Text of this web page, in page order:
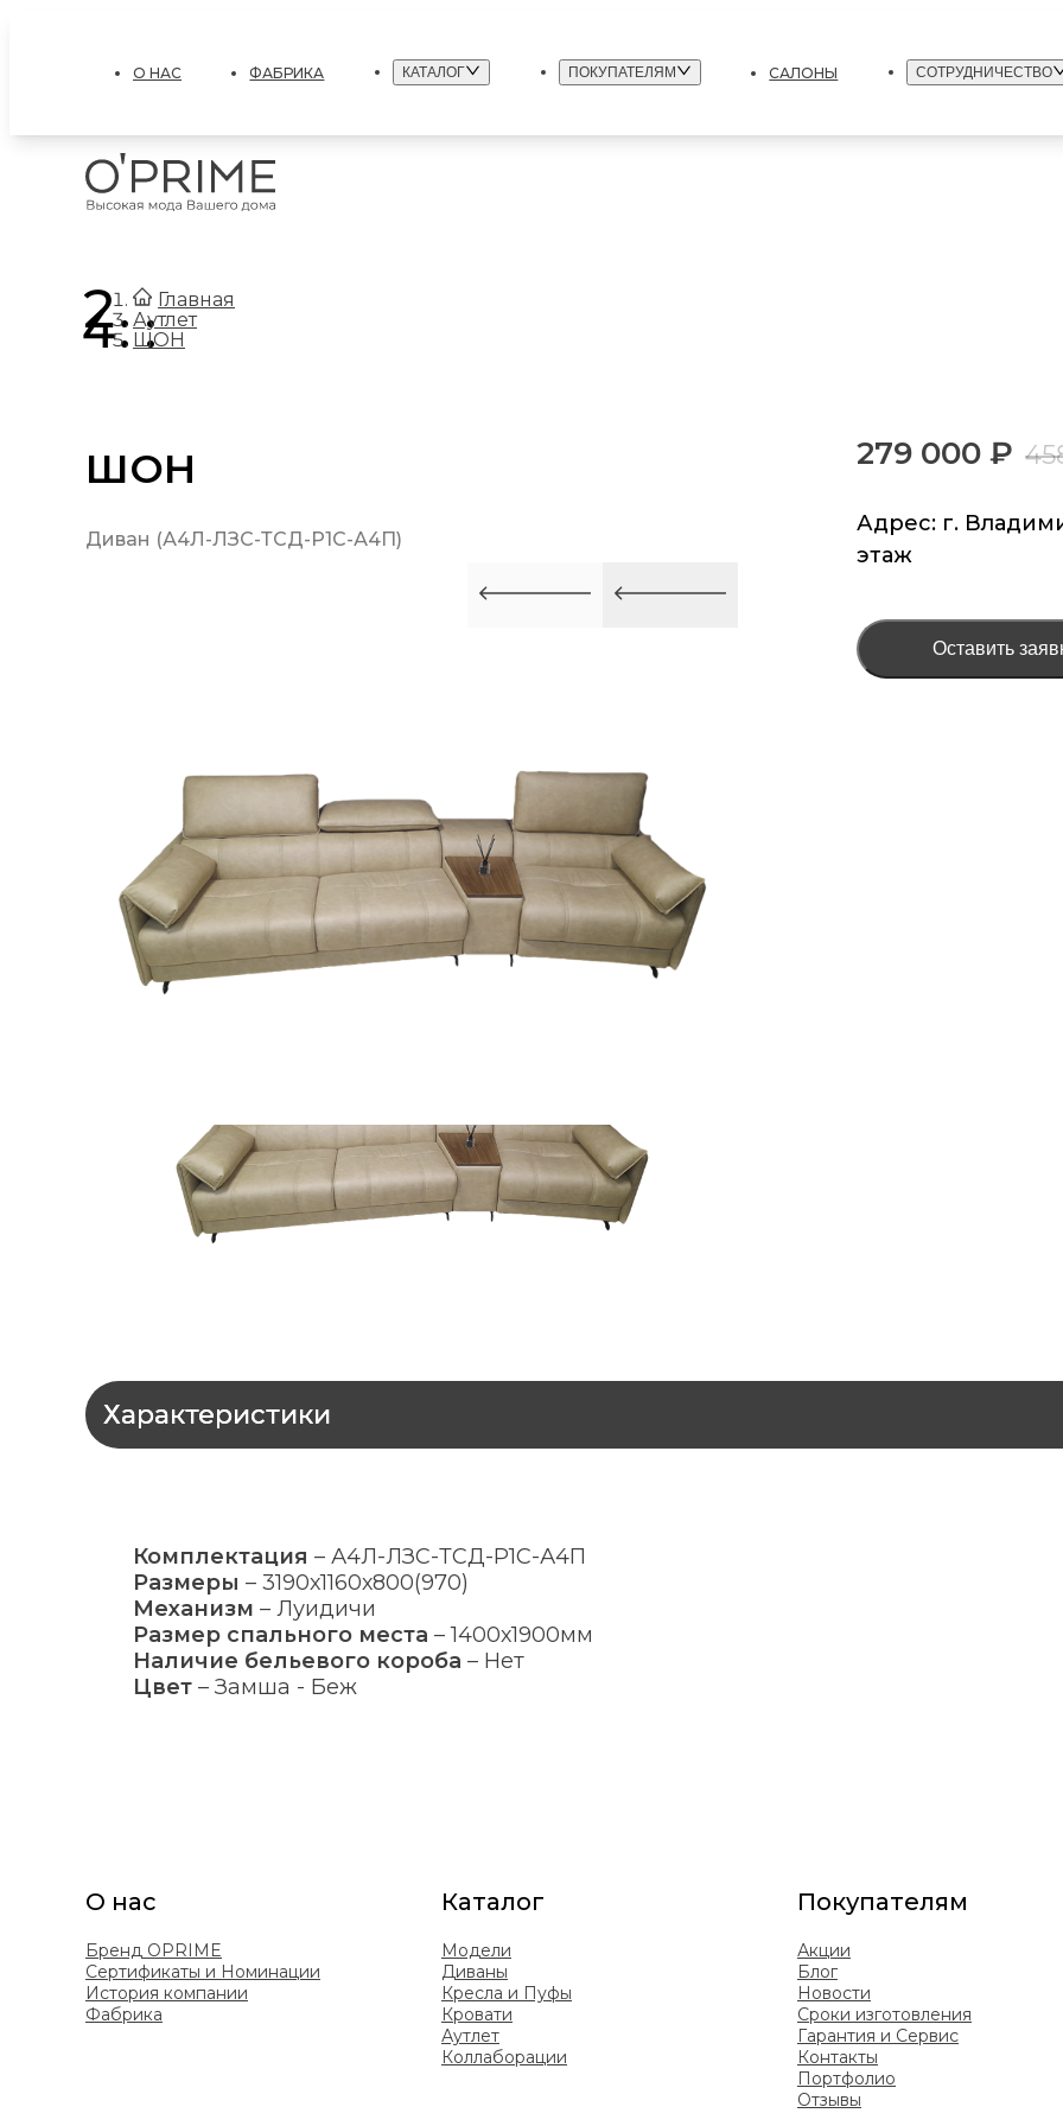
О НАС ФАБРИКА КАТАЛОГ ПОКУПАТЕЛЯМ САЛОНЫ СОТРУДНИЧЕСТВО
Главная
.
Аутлет
.
ШОН
ШОН
Диван (А4Л-ЛЗС-ТСД-Р1С-А4П)
279 000 ₽
Адрес: г.
этаж
Оставить
Характеристики
Комплектация – А4Л-ЛЗС-ТСД-Р1С-А4П
Размеры – 3190х1160х800(970)
Механизм – Луидичи
Размер спального места – 1400х1900мм
Наличие бельевого короба – Нет
Цвет – Замша - Беж
О нас
Бренд OPRIME
Сертификаты и Номинации
История компании
Фабрика
Каталог
Модели
Диваны
Кресла и Пуфы
Кровати
Аутлет
Коллаборации
Покупателям
Акции
Блог
Новости
Сроки изготовления
Гарантия и Сервис
Контакты
Портфолио
Отзывы